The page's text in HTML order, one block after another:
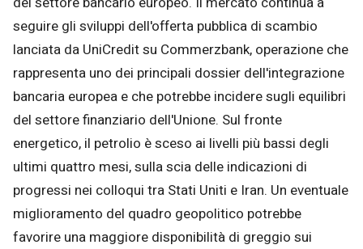
seguire gli sviluppi dell'offerta pubblica di scambio
lanciata da UniCredit su Commerzbank, operazione che
rappresenta uno dei principali dossier dell'integrazione
bancaria europea e che potrebbe incidere sugli equilibri
del settore finanziario dell'Unione. Sul fronte
energetico, il petrolio è sceso ai livelli più bassi degli
ultimi quattro mesi, sulla scia delle indicazioni di
progressi nei colloqui tra Stati Uniti e Iran. Un eventuale
miglioramento del quadro geopolitico potrebbe
favorire una maggiore disponibilità di greggio sui